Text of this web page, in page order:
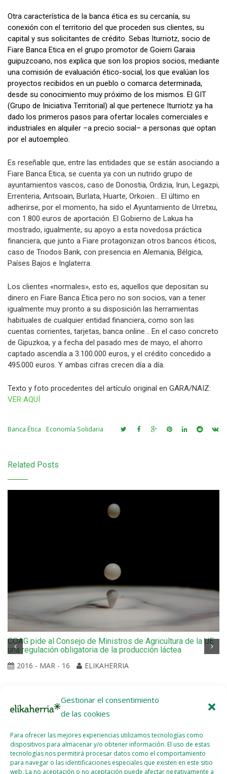
Gestionar el consentimiento
de las cookies
Para ofrecer las mejores experiencias utilizamos tecnologías como
dispositivos para almacenar y/o obtener información. El uso de estas
tecnologías nos permitirá procesar datos como el comportamiento
para navegar o las identificaciones especiales que existen en este sitio
web. La no aceptación o no aceptación puede afectar negativamente a
Otra característica de la banca ética es su cercanía, su
conexión con el territorio del que proceden sus clientes, su
capital y sus solicitantes de crédito. Sebas Iturriotz, socio de
Fiare Banca Etica en el grupo promotor de Goierri Garaia
guipuzcoano, nos explica que son los propios socios, mediante
una comisión de evaluación ético-social, los que evalúan los
proyectos recibidos en un pueblo o comarca determinada,
desde su conocimiento muy próximo de los mismos. El GIT
(Grupo de Iniciativa Territorial) al que pertenece Iturriotz ya ha
dado los primeros pasos para ofertar locales comerciales e
industriales en alquiler –a precio social– a personas que optan
por el autoempleo.
Es reseñable que, entre las entidades que se están asociando a
Fiare Banca Etica, se cuenta ya con un nutrido grupo de
ayuntamientos vascos, caso de Donostia, Ordizia, Irun, Legazpi,
Errenteria, Antsoain, Burlata, Huarte, Orkoien… El último en
adherirse, por el momento, ha sido el Ayuntamiento de Urretxu,
con 1.800 euros de aportación. El Gobierno de Lakua ha
mostrado, igualmente, su apoyo a esta novedosa práctica
financiera, que junto a Fiare protagonizan otros bancos éticos,
caso de Triodos Bank, con presencia en Alemania, Bélgica,
Países Bajos e Inglaterra.
Los clientes «normales», esto es, aquellos que depositan su
dinero en Fiare Banca Etica pero no son socios, van a tener
igualmente muy pronto a su disposición las herramientas
habituales de cualquier entidad financiera, como son las
cuentas corrientes, tarjetas, banca online… En el caso concreto
de Gipuzkoa, y a fecha del pasado mes de mayo, el ahorro
captado ascendía a 3.100.000 euros, y el crédito concedido a
495.000 euros. Y ambas cifras crecen día a día.
Texto y foto procedentes del artículo original en GARA/NAIZ:
VER AQUÍ
Banca Ética Economía Solidaria
Related Posts
COAG pide al Consejo de Ministros de Agricultura de la UE
una regulación obligatoria de la producción láctea
2016 - MAR - 16
ELIKAHERRIA